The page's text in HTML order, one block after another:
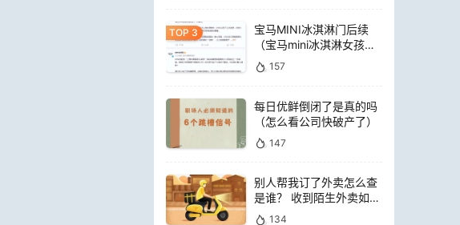
宝马MINI冰淇淋门后续
（宝马mini冰淇淋女孩员
工）157
每日优鲜倒闭了是真的吗
（怎么看公司快破产了）
147
别人帮我订了外卖怎么查
是谁？ 收到陌生外卖如何
查询是谁点的
134